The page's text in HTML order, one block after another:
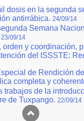
dosis en la segunda
antirrábica. 24/09/14
Semana
23/09/14
orden y coordinación,
del ISSSTE:
de Rendición
completa y
trabajos de la
de Tuxpango. 22/09/14